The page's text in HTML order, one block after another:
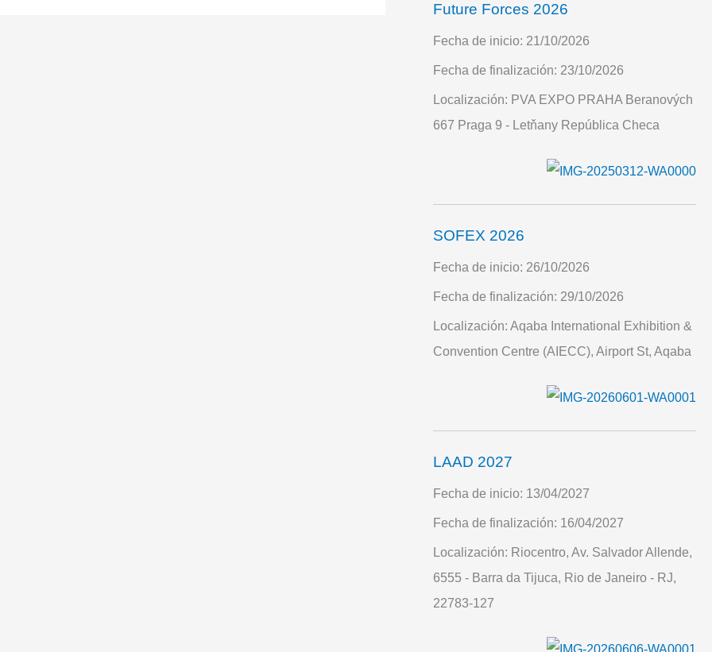
Future Forces 2026
Fecha de inicio: 21/10/2026
Fecha de finalización: 23/10/2026
Localización: PVA EXPO PRAHA Beranových
667 Praga 9 - Letňany República Checa
SOFEX 2026
Fecha de inicio: 26/10/2026
Fecha de finalización: 29/10/2026
Localización: Aqaba International Exhibition &
Convention Centre (AIECC), Airport St, Aqaba
LAAD 2027
Fecha de inicio: 13/04/2027
Fecha de finalización: 16/04/2027
Localización: Riocentro, Av. Salvador Allende,
6555 - Barra da Tijuca, Rio de Janeiro - RJ,
22783-127